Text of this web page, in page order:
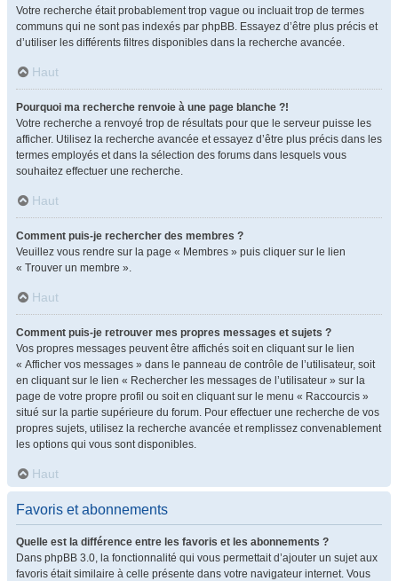
Votre recherche était probablement trop vague ou incluait trop de termes
communs qui ne sont pas indexés par phpBB. Essayez d’être plus précis et
d’utiliser les différents filtres disponibles dans la recherche avancée.
Haut
Pourquoi ma recherche renvoie à une page blanche ?!
Votre recherche a renvoyé trop de résultats pour que le serveur puisse les
afficher. Utilisez la recherche avancée et essayez d’être plus précis dans les
termes employés et dans la sélection des forums dans lesquels vous
souhaitez effectuer une recherche.
Haut
Comment puis-je rechercher des membres ?
Veuillez vous rendre sur la page « Membres » puis cliquer sur le lien
« Trouver un membre ».
Haut
Comment puis-je retrouver mes propres messages et sujets ?
Vos propres messages peuvent être affichés soit en cliquant sur le lien
« Afficher vos messages » dans le panneau de contrôle de l’utilisateur, soit
en cliquant sur le lien « Rechercher les messages de l’utilisateur » sur la
page de votre propre profil ou soit en cliquant sur le menu « Raccourcis »
situé sur la partie supérieure du forum. Pour effectuer une recherche de vos
propres sujets, utilisez la recherche avancée et remplissez convenablement
les options qui vous sont disponibles.
Haut
Favoris et abonnements
Quelle est la différence entre les favoris et les abonnements ?
Dans phpBB 3.0, la fonctionnalité qui vous permettait d’ajouter un sujet aux
favoris était similaire à celle présente dans votre navigateur internet. Vous